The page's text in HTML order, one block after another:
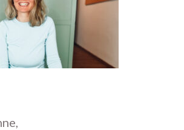
Juli 2026
Juni 2026
Mai 2026
April 2026